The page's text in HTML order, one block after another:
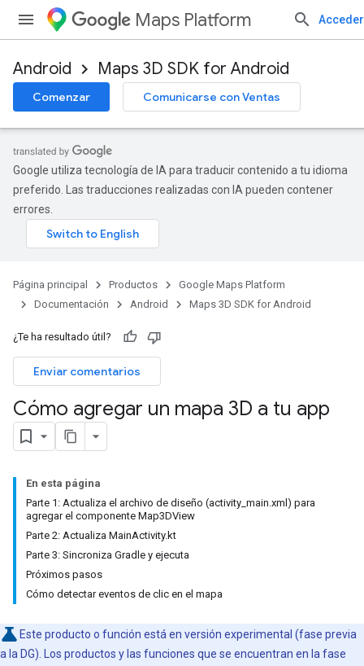
Maps Platform Acceder
Android Maps 3D SDK for Android
Comenzar Comunicarse con Ventas
Google utiliza tecnología de IA para traducir contenido a tu idioma
preferido. Las traducciones realizadas con IA pueden contener
errores.
Página principal Productos
Google Maps Platform
Documentación
Android Maps 3D SDK for Android
¿Te ha resultado útil?
Enviar comentarios
Cómo agregar un mapa 3D a tu app
En esta página
Parte 1: Actualiza el archivo de diseño (activity_main.xml) para
agregar el componente Map3DView
Parte 2: Actualiza MainActivity.kt
Parte 3: Sincroniza Gradle y ejecuta
Próximos pasos
Cómo detectar eventos de clic en el mapa
Este producto o función está en versión experimental (fase previa
a la DG). Los productos y las funciones que se encuentran en la fase